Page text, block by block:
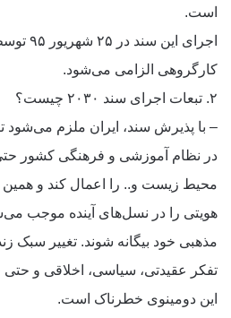
است.
اجرای
کارگروهی الزامی می‌شود.
۲. تبعات اجرای سند ۲۰۳۰ چیست؟
– با پذیرش سند، ایران ملزم می‌شود
در نظام آموزشی و فرهنگی کشور
محیط زیست و.. را اعمال کند و همین
هویتی را در نسل‌های آینده موجب
مذهبی خود بیگانه شوند. تغییر سبک
تفکر عقیدتی، سیاسی، اخلاقی و حتی
این دومینوی خطرناک است.